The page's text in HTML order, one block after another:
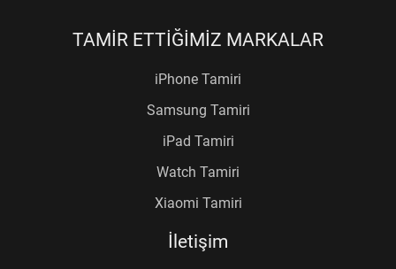
TAMİR ETTİĞİMİZ MARKALAR
iPhone Tamiri
Samsung Tamiri
iPad Tamiri
Watch Tamiri
Xiaomi Tamiri
İletişim